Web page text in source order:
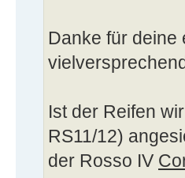
Danke für deine
Ist der Reifen
RS11/12)
der Rosso IV